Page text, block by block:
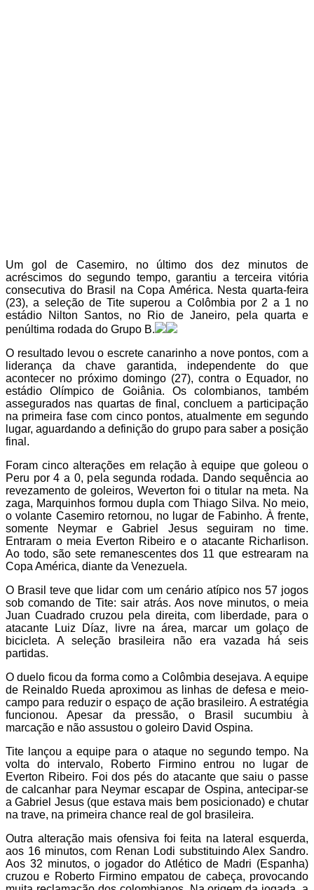
Um gol de Casemiro, no último dos dez minutos de
acréscimos do segundo tempo, garantiu a terceira vitória
consecutiva do Brasil na Copa América. Nesta quarta-feira
(23), a seleção de Tite superou a Colômbia por 2 a 1 no
estádio Nilton Santos, no Rio de Janeiro, pela quarta e
penúltima rodada do Grupo B.
O resultado levou o escrete canarinho a nove pontos, com a
liderança da chave garantida, independente do que
acontecer no próximo domingo (27), contra o Equador, no
estádio Olímpico de Goiânia. Os colombianos, também
assegurados nas quartas de final, concluem a participação
na primeira fase com cinco pontos, atualmente em segundo
lugar, aguardando a definição do grupo para saber a posição
final.
Foram cinco alterações em relação à equipe que goleou o
Peru por 4 a 0, pela segunda rodada. Dando sequência ao
revezamento de goleiros, Weverton foi o titular na meta. Na
zaga, Marquinhos formou dupla com Thiago Silva. No meio,
o volante Casemiro retornou, no lugar de Fabinho. À frente,
somente Neymar e Gabriel Jesus seguiram no time.
Entraram o meia Everton Ribeiro e o atacante Richarlison.
Ao todo, são sete remanescentes dos 11 que estrearam na
Copa América, diante da Venezuela.
O Brasil teve que lidar com um cenário atípico nos 57 jogos
sob comando de Tite: sair atrás. Aos nove minutos, o meia
Juan Cuadrado cruzou pela direita, com liberdade, para o
atacante Luiz Díaz, livre na área, marcar um golaço de
bicicleta. A seleção brasileira não era vazada há seis
partidas.
O duelo ficou da forma como a Colômbia desejava. A equipe
de Reinaldo Rueda aproximou as linhas de defesa e meio-
campo para reduzir o espaço de ação brasileiro. A estratégia
funcionou. Apesar da pressão, o Brasil sucumbiu à
marcação e não assustou o goleiro David Ospina.
Tite lançou a equipe para o ataque no segundo tempo. Na
volta do intervalo, Roberto Firmino entrou no lugar de
Everton Ribeiro. Foi dos pés do atacante que saiu o passe
de calcanhar para Neymar escapar de Ospina, antecipar-se
a Gabriel Jesus (que estava mais bem posicionado) e chutar
na trave, na primeira chance real de gol brasileira.
Outra alteração mais ofensiva foi feita na lateral esquerda,
aos 16 minutos, com Renan Lodi substituindo Alex Sandro.
Aos 32 minutos, o jogador do Atlético de Madri (Espanha)
cruzou e Roberto Firmino empatou de cabeça, provocando